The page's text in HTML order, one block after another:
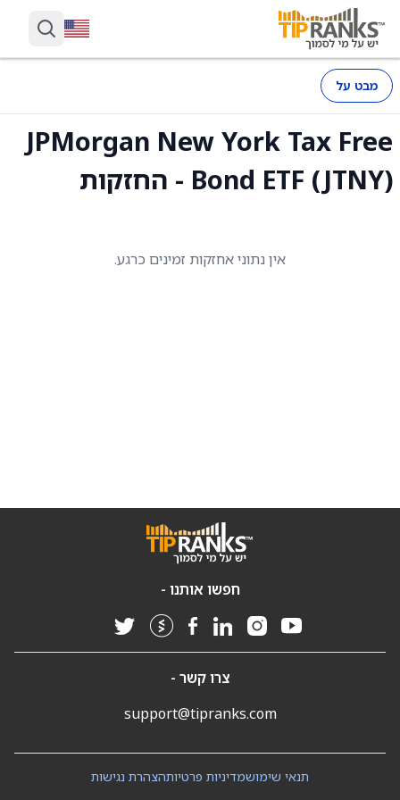
מבט על
JPMorgan New York Tax Free
Bond ETF (JTNY) - החזקות
אין נתוני אחזקות זמינים כרגע.
חפשו אותנו -
צרו קשר -
support@tipranks.com
הצהרת נגישותמדיניות פרטיותתנאי שימוש